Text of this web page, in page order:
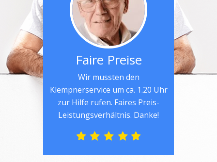
Faire Preise
Wir mussten den
Klempnerservice um ca. 1.20 Uhr
zur Hilfe rufen. Faires Preis-
Leistungsverhältnis. Danke!